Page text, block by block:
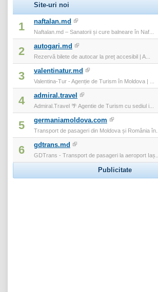
Site-uri noi
1 naftalan.md
Naftalan.md – Sanatorii și cure balneare în Naf...
2 autogari.md
Rezervă bilete de autocar la preț accesibil | A...
3 valentinatur.md
Valentina-Tur - Agenție de Turism în Moldova | ...
4 admiral.travel
Admiral.Travel 🌴 Agentie de Turism cu sediul i...
5 germaniamoldova.com
Transport de pasageri din Moldova și România în...
6 gdtrans.md
GDTrans - Transport de pasageri la aeroport Iaș...
Publicitate